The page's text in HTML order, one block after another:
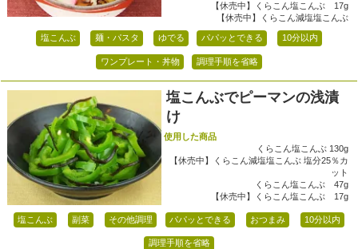
【休売中】くらこん塩こんぶ 17g
【休売中】くらこん減塩塩こんぶ
塩こんぶ 麺・パスタ ゆでる パパッとできる 10分以内
ワンプレート・丼物 調理手順を省略
塩こんぶでピーマンの浅漬
け
使用した商品
くらこん塩こんぶ 130g
【休売中】くらこん減塩塩こんぶ 塩分25％カ
ット
くらこん塩こんぶ 47g
【休売中】くらこん塩こんぶ 17g
塩こんぶ 副菜 その他調理 パパッとできる おつまみ 10分以内
調理手順を省略